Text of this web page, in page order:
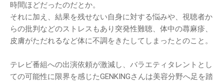
時間ほどだったのだとか。
それに加え、結果を残せない自身に対する悩みや、視聴者か
らの批判などのストレスもあり突発性難聴、体中の蕁麻疹、
皮膚がただれるなど体に不調をきたしてしまったとのこと。
テレビ番組への出演依頼が激減し、バラエティタレントとし
ての可能性に限界を感じたGENKINGさんは美容分野へ足を踏